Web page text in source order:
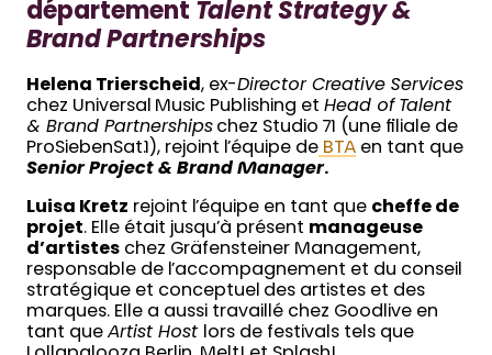
département Talent Strategy &
Brand Partnerships
Helena Trierscheid, ex-Director Creative Services
chez Universal Music Publishing et Head of Talent
& Brand Partnerships chez Studio 71 (une filiale de
ProSiebenSat.1), rejoint l’équipe de BTA en tant que
Senior Project & Brand Manager.
Luisa Kretz rejoint l’équipe en tant que cheffe de
projet. Elle était jusqu’à présent manageuse
d’artistes chez Gräfensteiner Management,
responsable de l’accompagnement et du conseil
stratégique et conceptuel des artistes et des
marques. Elle a aussi travaillé chez Goodlive en
tant que Artist Host lors de festivals tels que